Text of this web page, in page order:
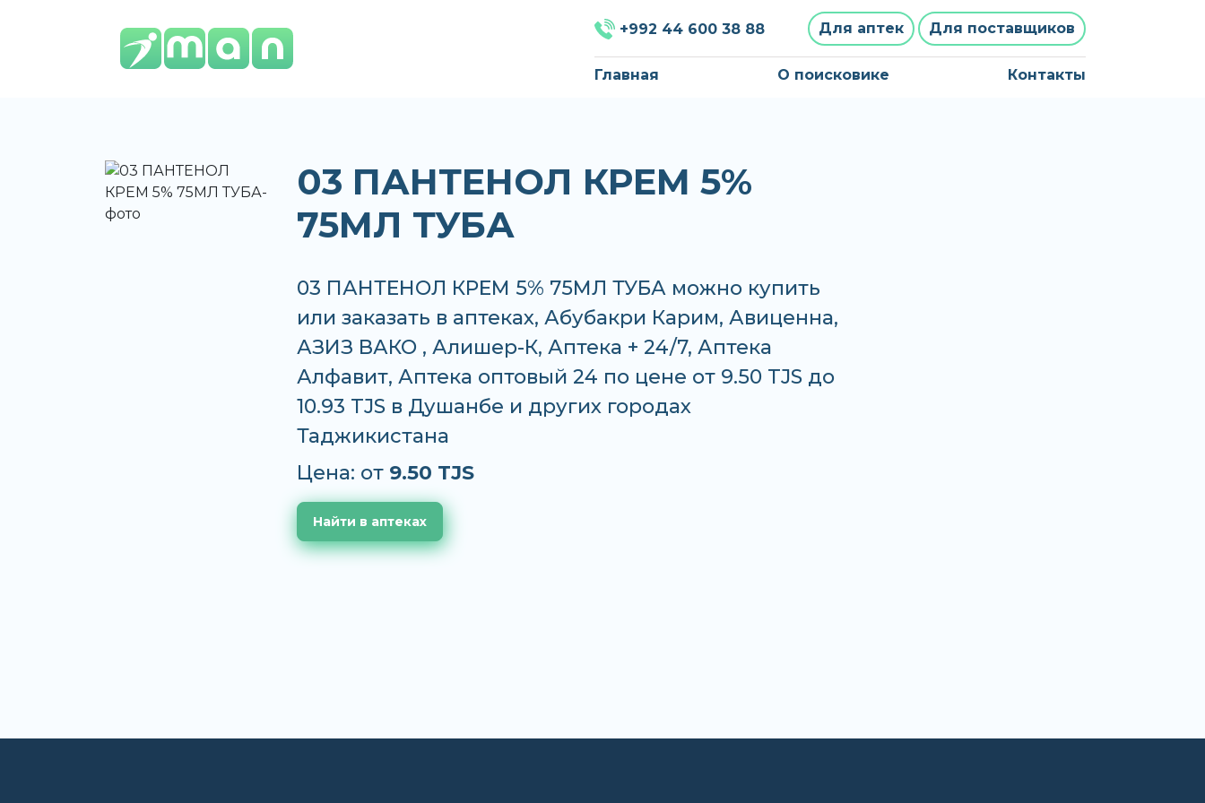
+992 44 600 38 88 Для аптек Для поставщиков
Главная О поисковике Контакты
03 ПАНТЕНОЛ КРЕМ 5%
75МЛ ТУБА
03 ПАНТЕНОЛ КРЕМ 5% 75МЛ ТУБА можно купить
или заказать в аптеках, Абубакри Карим, Авиценна,
АЗИЗ ВАКО , Алишер-К, Аптека + 24/7, Аптека
Алфавит, Аптека оптовый 24 по цене от 9.50 TJS до
10.93 TJS в Душанбе и других городах
Таджикистана
Цена: от 9.50 TJS
Найти в аптеках